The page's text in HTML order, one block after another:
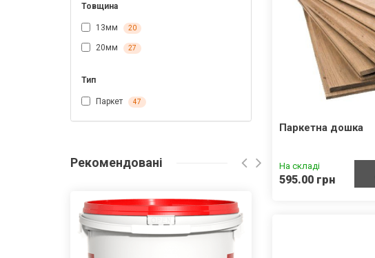
Товщина
13мм 20
20мм 27
Тип
Паркет 47
Рекомендовані
Паркетна дошка
На складі
595.00 грн